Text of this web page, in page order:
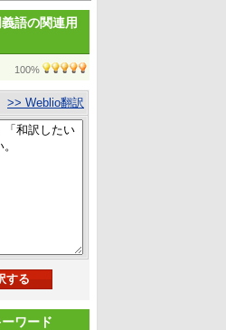
語の関連用
100%
>> Weblio翻訳
ワード